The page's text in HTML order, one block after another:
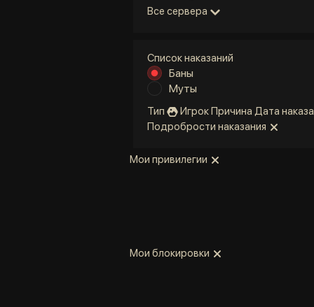
Все сервера
Список наказаний
Баны
Муты
Тип ИгрокПричина Дата
Подробрости наказания
Мои привилегии
Мои блокировки